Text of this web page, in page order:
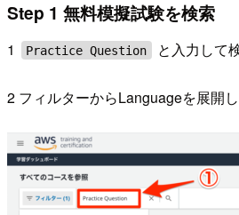
Step 1 無料模擬試験を検索
1 Practice Question と入力して
2 フィルターからLanguageを展開